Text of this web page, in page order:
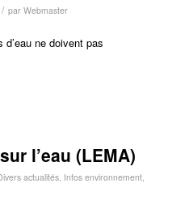
/ par Webmaster
ne doivent pas
l’eau (LEMA)
actualités, Infos environnement,